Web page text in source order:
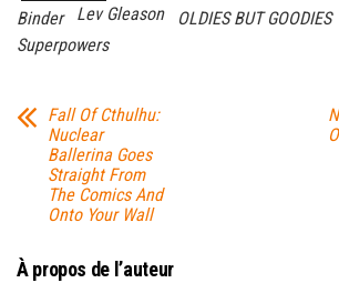
Binder
Lev Gleason OLDIES BUT GOODIES
Superpowers
Fall Of Cthulhu:
Nuclear
Ballerina Goes
Straight From
The Comics And
Onto Your Wall
À propos de l’auteur